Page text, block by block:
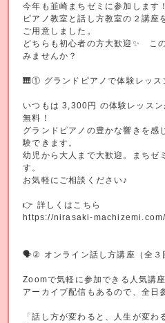
今年も韮崎まちゼミに参加します！
ピアノ教室と話し方教室の２講座
ご用意しました。
どちらも初心者の方大歓迎✨ こ
みませんか？
🎹① グランドピアノで体験レッス
いつもは 3,300円 の体験レッスン
無料！
グランドピアノの豊かな響きを感
験できます。
幼児から大人まで大歓迎。まちゼ
す。
お気軽にご相談ください♪
👉 詳しくはこちら
https://nirasaki-
🗣② オンライン話し方講座（全３
Zoomで気軽に参加できる人気講座
アーカイブ配信もあるので、全日
「話し方が変わると、人生が変わ